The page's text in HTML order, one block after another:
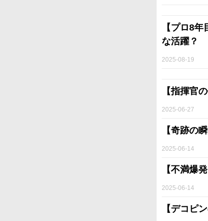
【プロ8
な活躍？
2025-08-19
【指揮官
2025-06-27
【奇跡の
2025-06-14
【不満爆
2025-06-14
【デコピ